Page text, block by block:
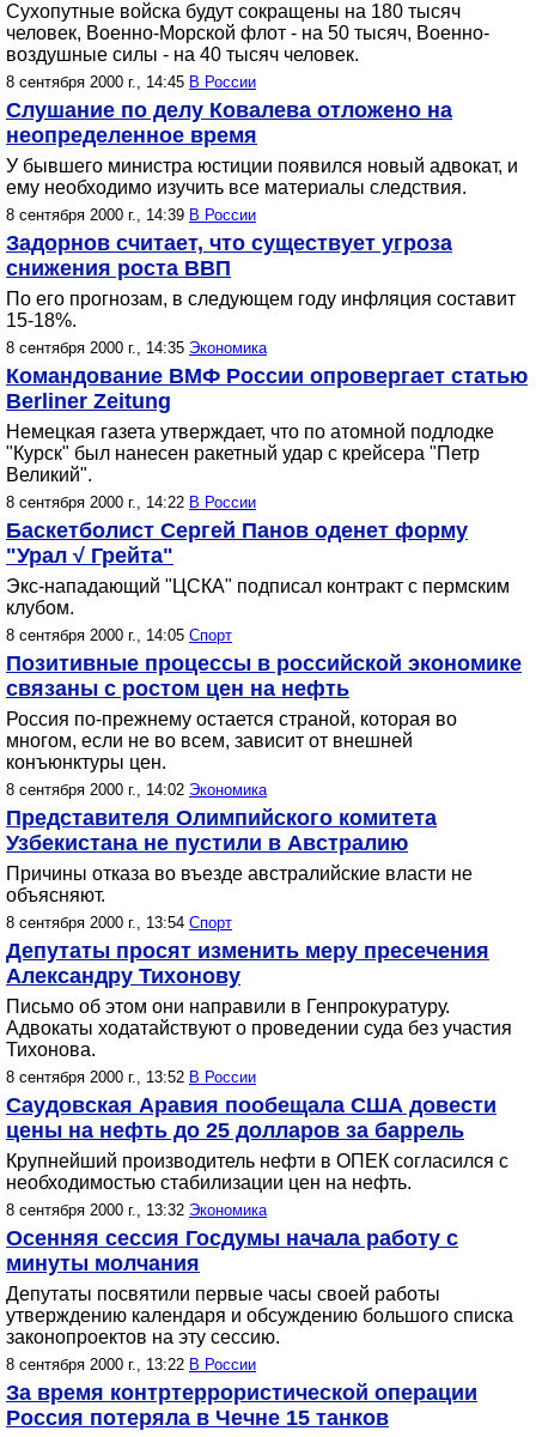
Сухопутные войска будут сокращены на 180 тысяч
человек, Военно-Морской флот - на 50 тысяч, Военно-
воздушные силы - на 40 тысяч человек.
8 сентября 2000 г., 14:45 В России
Слушание по делу Ковалева отложено на
неопределенное время
У бывшего министра юстиции появился новый адвокат, и
ему необходимо изучить все материалы следствия.
8 сентября 2000 г., 14:39 В России
Задорнов считает, что существует угроза
снижения роста ВВП
По его прогнозам, в следующем году инфляция составит
15-18%.
8 сентября 2000 г., 14:35 Экономика
Командование ВМФ России опровергает статью
Berliner Zeitung
Немецкая газета утверждает, что по атомной подлодке
"Курск" был нанесен ракетный удар с крейсера "Петр
Великий".
8 сентября 2000 г., 14:22 В России
Баскетболист Сергей Панов оденет форму
"Урал √ Грейта"
Экс-нападающий "ЦСКА" подписал контракт с пермским
клубом.
8 сентября 2000 г., 14:05 Спорт
Позитивные процессы в российской экономике
связаны с ростом цен на нефть
Россия по-прежнему остается страной, которая во
многом, если не во всем, зависит от внешней
конъюнктуры цен.
8 сентября 2000 г., 14:02 Экономика
Представителя Олимпийского комитета
Узбекистана не пустили в Австралию
Причины отказа во въезде австралийские власти не
объясняют.
8 сентября 2000 г., 13:54 Спорт
Депутаты просят изменить меру пресечения
Александру Тихонову
Письмо об этом они направили в Генпрокуратуру.
Адвокаты ходатайствуют о проведении суда без участия
Тихонова.
8 сентября 2000 г., 13:52 В России
Саудовская Аравия пообещала США довести
цены на нефть до 25 долларов за баррель
Крупнейший производитель нефти в ОПЕК согласился с
необходимостью стабилизации цен на нефть.
8 сентября 2000 г., 13:32 Экономика
Осенняя сессия Госдумы начала работу с
минуты молчания
Депутаты посвятили первые часы своей работы
утверждению календаря и обсуждению большого списка
законопроектов на эту сессию.
8 сентября 2000 г., 13:22 В России
За время контртеррористической операции
Россия потеряла в Чечне 15 танков